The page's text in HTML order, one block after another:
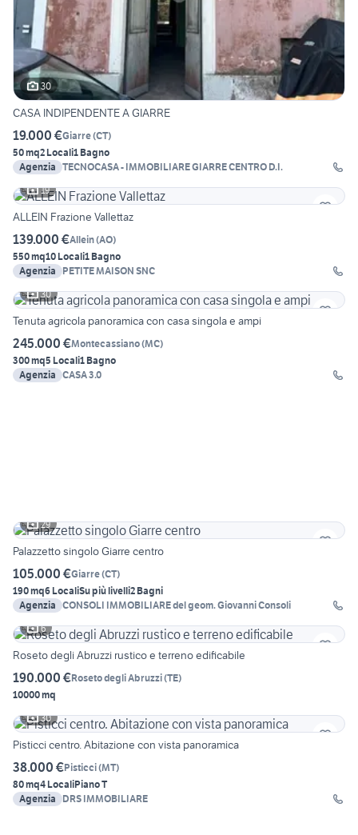
30
CASA INDIPENDENTE A GIARRE
19.000 €Giarre(CT)
50 mq2 Locali1 Bagno
Agenzia TECNOCASA - IMMOBILIARE GIARRE CENTRO D.I.
19
ALLEIN Frazione Vallettaz
139.000 €Allein(AO)
550 mq10 Locali1 Bagno
Agenzia
PETITE MAISON SNC
30
Tenuta agricola panoramica con casa singola e ampi
245.000 €Montecassiano(MC)
300 mq5 Locali1 Bagno
Agenzia CASA 3.0
29
Palazzetto singolo Giarre centro
105.000 €Giarre(CT)
190 mq6 LocaliSu più livelli2 Bagni
Agenzia CONSOLI IMMOBILIARE del geom. Giovanni Consoli
6
Roseto degli Abruzzi rustico e terreno edificabile
190.000 €Roseto degli Abruzzi(TE)
10000 mq
30
Pisticci centro. Abitazione con vista panoramica
38.000 €Pisticci(MT)
80 mq4 LocaliPiano T
Agenzia
DRS IMMOBILIARE